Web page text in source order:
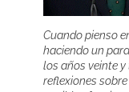
Cuando pienso
haciendo un
los años veinte
reflexiones